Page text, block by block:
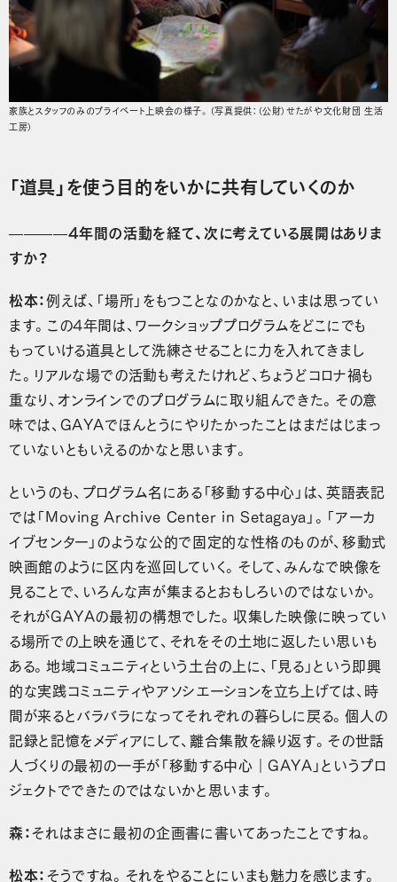
家族とスタッフのみのプライベート上映会の様子。（写真提供：（公財）せたがや文化財団 生活
工房）
「道具」を使う目的をいかに共有していくのか
————4年間の活動を経て、次に考えている展開はありま
すか？
松本：例えば、「場所」をもつことなのかなと、いまは思ってい
ます。この4年間は、ワークショッププログラムをどこにでも
もっていける道具として洗練させることに力を入れてきまし
た。リアルな場での活動も考えたけれど、ちょうどコロナ禍も
重なり、オンラインでのプログラムに取り組んできた。その意
味では、GAYAでほんとうにやりたかったことはまだはじまっ
ていないともいえるのかなと思います。
というのも、プログラム名にある「移動する中心」は、英語表記
では「Moving Archive Center in Setagaya」。「アーカ
イブセンター」のような公的で固定的な性格のものが、移動式
映画館のように区内を巡回していく。そして、みんなで映像を
見ることで、いろんな声が集まるとおもしろいのではないか。
それがGAYAの最初の構想でした。収集した映像に映ってい
る場所での上映を通じて、それをその土地に返したい思いも
ある。地域コミュニティという土台の上に、「見る」という即興
的な実践コミュニティやアソシエーションを立ち上げては、時
間が来るとバラバラになってそれぞれの暮らしに戻る。個人の
記録と記憶をメディアにして、離合集散を繰り返す。その世話
人づくりの最初の一手が「移動する中心｜GAYA」というプロ
ジェクトでできたのではないかと思います。
森：それはまさに最初の企画書に書いてあったことですね。
松本：そうですね。それをやることにいまも魅力を感じます。